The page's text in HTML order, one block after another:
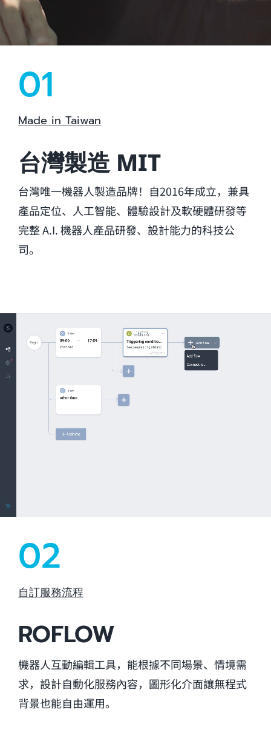
01
Made in Taiwan
台灣製造 MIT
台灣唯一機器人製造品牌！自2016年成立，兼具
產品定位、人工智能、體驗設計及軟硬體研發等
完整 A.I. 機器人產品研發、設計能力的科技公
司。
02
自訂服務流程
ROFLOW
機器人互動編輯工具，能根據不同場景、情境需
求，設計自動化服務內容，圖形化介面讓無程式
背景也能自由運用。